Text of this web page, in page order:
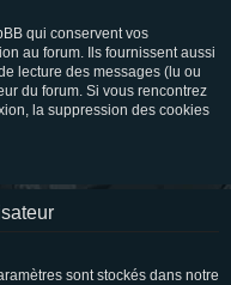
qui conservent vos
au forum. Ils fournissent aussi
lecture des messages (lu ou
du forum. Si vous rencontrez
la suppression des cookies
sont stockés dans notre